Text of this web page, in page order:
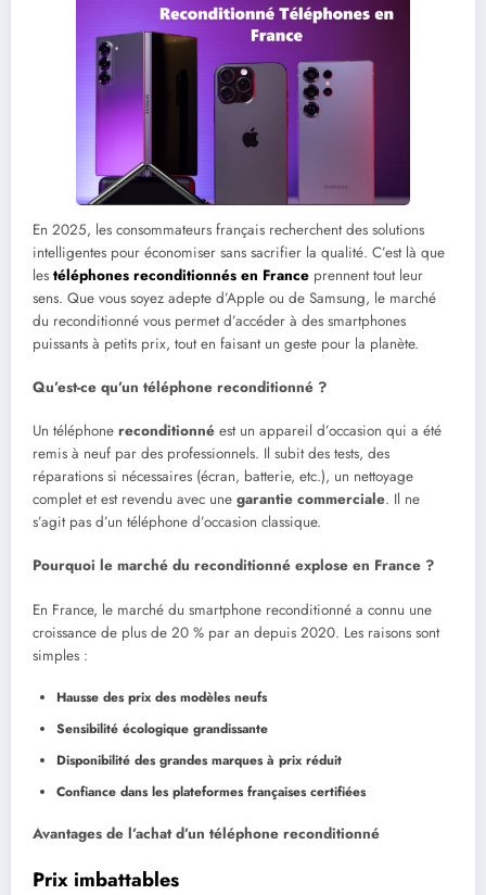
En 2025, les consommateurs français recherchent des solutions
intelligentes pour économiser sans sacrifier la qualité. C’est là que
les téléphones reconditionnés en France prennent tout leur
sens. Que vous soyez adepte d’Apple ou de Samsung, le marché
du reconditionné vous permet d’accéder à des smartphones
puissants à petits prix, tout en faisant un geste pour la planète.
Qu’est-ce qu’un téléphone reconditionné ?
Un téléphone reconditionné est un appareil d’occasion qui a été
remis à neuf par des professionnels. Il subit des tests, des
réparations si nécessaires (écran, batterie, etc.), un nettoyage
complet et est revendu avec une garantie commerciale. Il ne
s’agit pas d’un téléphone d’occasion classique.
Pourquoi le marché du reconditionné explose en France ?
En France, le marché du smartphone reconditionné a connu une
croissance de plus de 20 % par an depuis 2020. Les raisons sont
simples :
Hausse des prix des modèles neufs
Sensibilité écologique grandissante
Disponibilité des grandes marques à prix réduit
Confiance dans les plateformes françaises certifiées
Avantages de l’achat d’un téléphone reconditionné
Prix imbattables